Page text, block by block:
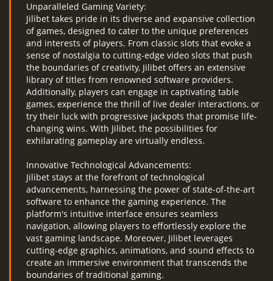
Unparalleled Gaming Variety:
Jilibet takes pride in its diverse and expansive collection
of games, designed to cater to the unique preferences
and interests of players. From classic slots that evoke a
sense of nostalgia to cutting-edge video slots that push
the boundaries of creativity, Jilibet offers an extensive
library of titles from renowned software providers.
Additionally, players can engage in captivating table
games, experience the thrill of live dealer interactions, or
try their luck with progressive jackpots that promise life-
changing wins. With Jilibet, the possibilities for
exhilarating gameplay are virtually endless.
Innovative Technological Advancements:
Jilibet stays at the forefront of technological
advancements, harnessing the power of state-of-the-art
software to enhance the gaming experience. The
platform's intuitive interface ensures seamless
navigation, allowing players to effortlessly explore the
vast gaming landscape. Moreover, Jilibet leverages
cutting-edge graphics, animations, and sound effects to
create an immersive environment that transcends the
boundaries of traditional gaming.